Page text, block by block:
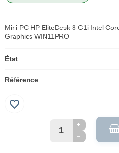
Mini PC HP EliteDesk 8 G1i Intel
Graphics WIN11PRO
État
Référence
favorite_border